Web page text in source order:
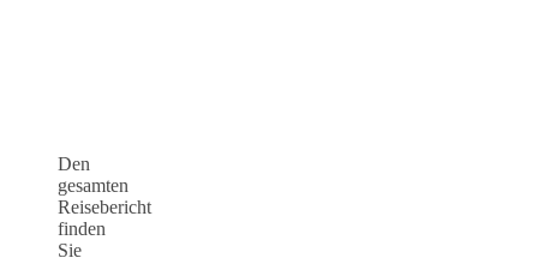
Den
gesamten
Reisebericht
finden
Sie